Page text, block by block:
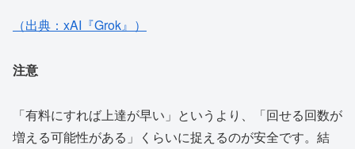
（出典：xAI『Grok』）
注意
「有料にすれば上達が早い」というより、「回せる回数が
増える可能性がある」くらいに捉えるのが安全です。結